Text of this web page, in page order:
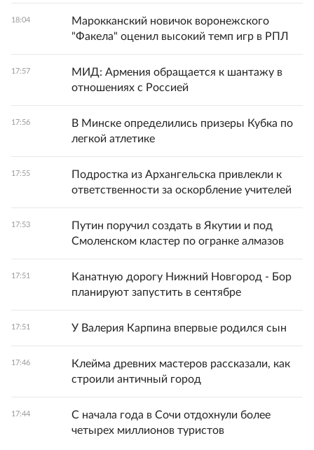
18:04
Марокканский новичок воронежского
"Факела" оценил высокий темп игр в РПЛ
17:57
МИД: Армения обращается к шантажу в
отношениях с Россией
17:56
В Минске определились призеры Кубка по
легкой атлетике
17:55
Подростка из Архангельска привлекли к
ответственности за оскорбление учителей
17:53
Путин поручил создать в Якутии и под
Смоленском кластер по огранке алмазов
17:51
Канатную дорогу Нижний Новгород - Бор
планируют запустить в сентябре
17:51 У Валерия Карпина впервые родился сын
17:46
Клейма древних мастеров рассказали, как
строили античный город
17:44
С начала года в Сочи отдохнули более
четырех миллионов туристов